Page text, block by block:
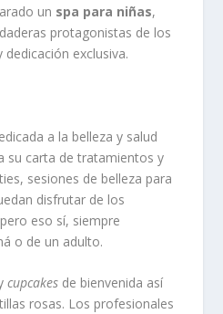
un spa para niñas,
protagonistas de los
exclusiva.
a la belleza y salud
su carta de tratamientos y
sesiones de belleza para
disfrutar de los
eso sí, siempre
o de un adulto.
cupcakes de bienvenida así
rosas. Los profesionales